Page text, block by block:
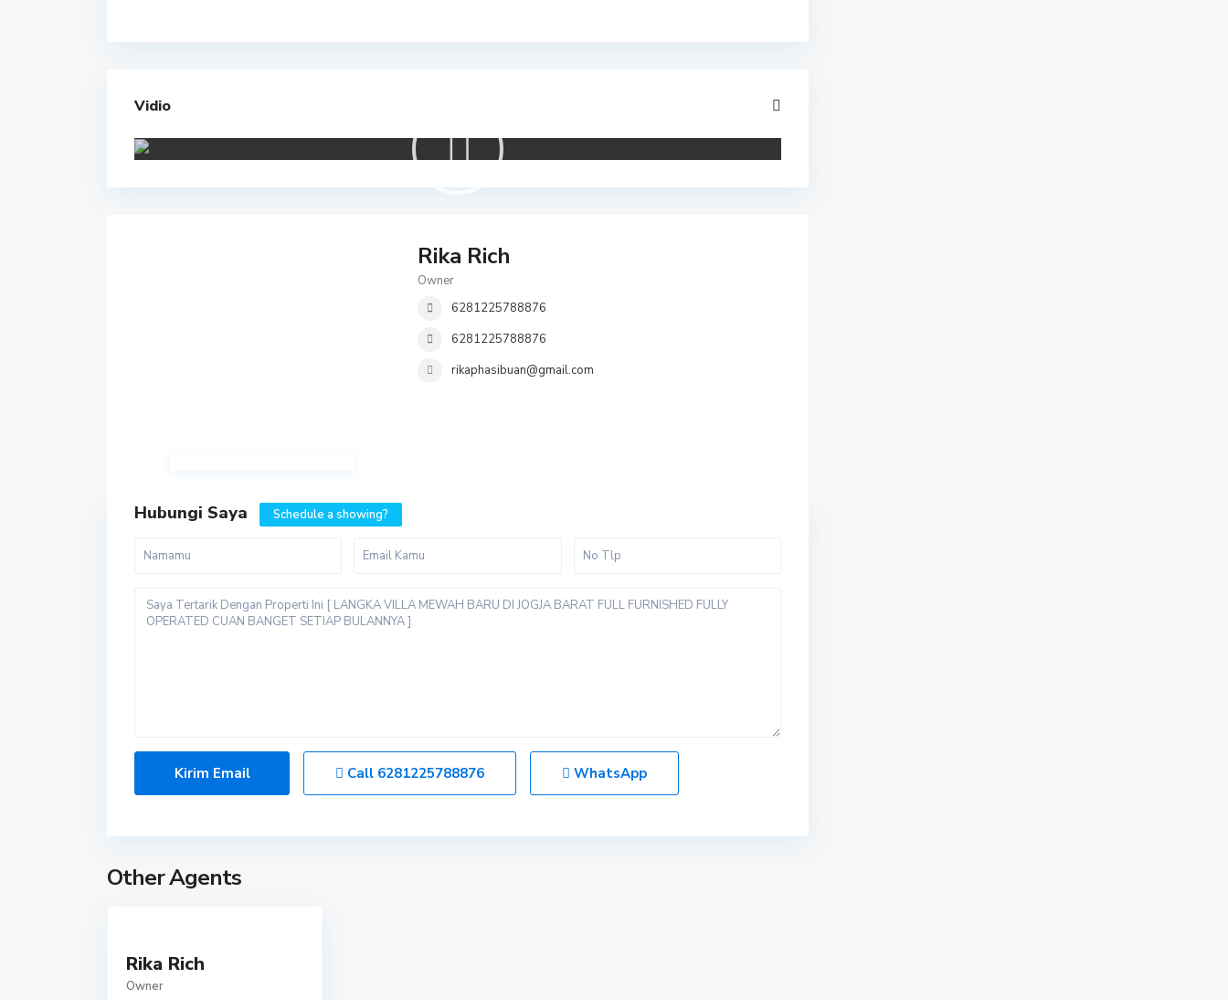
Vidio
Rika Rich
Owner
6281225788876
6281225788876
rikaphasibuan@gmail.com
Hubungi Saya Schedule a showing?
Call 6281225788876 WhatsApp
Other Agents
Rika Rich
Owner